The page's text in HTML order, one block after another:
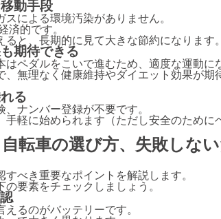
動手段
による環境汚染がありません。
済的です。
と、長期的に見て大きな節約になります。
期待できる
ペダルをこいで進むため、適度な運動に
、無理なく健康維持やダイエット効果が期
る
ナンバー登録が不要です。
手軽に始められます（ただし安全のために
転車の選び方、失敗しな
べき重要なポイントを解説します。
要素をチェックしましょう。
るのがバッテリーです。